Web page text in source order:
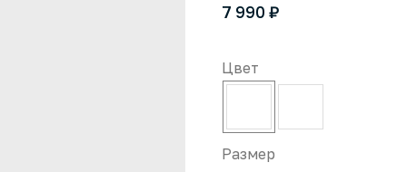
7 990 ₽
Цвет
Размер